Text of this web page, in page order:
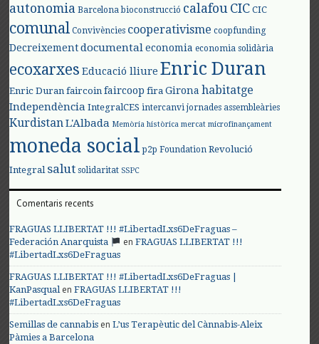
autonomia Barcelona bioconstrucció calafouCIC CIC
comunal Convivències cooperativisme coopfunding
Decreixement documental economia economia solidària
ecoxarxes Educació lliure Enric Duran
Enric Duran faircoin faircoop fira Girona habitatge
Independència IntegralCES intercanvi jornades assembleàries
KurdistanL'Albada Memòria històrica mercat microfinançament
moneda social p2p Foundation Revolució
Integral salut solidaritat SSPC
Comentaris recents
FRAGUAS LLIBERTAT !!! #LibertadLxs6DeFraguas –
Federación Anarquista
enFRAGUAS LLIBERTAT !!!
#LibertadLxs6DeFraguas
FRAGUAS LLIBERTAT !!! #LibertadLxs6DeFraguas |
KanPasqualenFRAGUAS LLIBERTAT !!!
#LibertadLxs6DeFraguas
Semillas de cannabis enL’us Terapèutic del Cànnabis-Aleix
Pàmies a Barcelona